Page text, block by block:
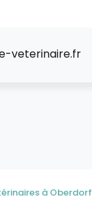
veterinaire.fr
à Oberdorf